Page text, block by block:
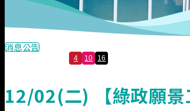
消息公告
4 10 16
12/02(二) 【綠政願景